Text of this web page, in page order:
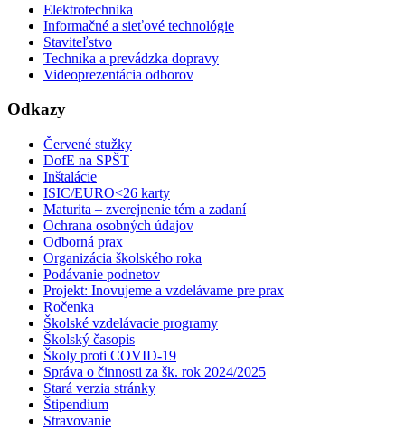
Elektrotechnika
Informačné a sieťové technológie
Staviteľstvo
Technika a prevádzka dopravy
Videoprezentácia odborov
Odkazy
Červené stužky
DofE na SPŠT
Inštalácie
ISIC/EURO<26 karty
Maturita – zverejnenie tém a zadaní
Ochrana osobných údajov
Odborná prax
Organizácia školského roka
Podávanie podnetov
Projekt: Inovujeme a vzdelávame pre prax
Ročenka
Školské vzdelávacie programy
Školský časopis
Školy proti COVID-19
Správa o činnosti za šk. rok 2024/2025
Stará verzia stránky
Štipendium
Stravovanie